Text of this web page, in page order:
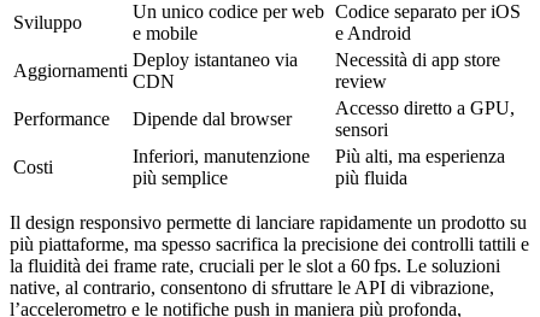
Sviluppo
Un unico codice per web
e mobile
Codice separato per iOS
e Android
Aggiornamenti
Deploy istantaneo via
CDN
Necessità di app store
review
Performance
Dipende dal browser
Accesso diretto a GPU,
sensori
Costi
Inferiori, manutenzione
più semplice
Più alti, ma esperienza
più fluida
Il design responsivo permette di lanciare rapidamente un prodotto su
più piattaforme, ma spesso sacrifica la precisione dei controlli tattili e
la fluidità dei frame rate, cruciali per le slot a 60 fps. Le soluzioni
native, al contrario, consentono di sfruttare le API di vibrazione,
l’accelerometro e le notifiche push in maniera più profonda,